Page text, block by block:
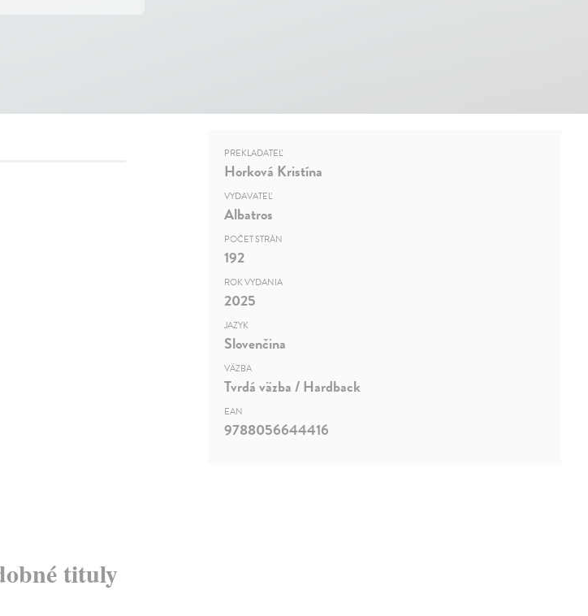
PREKLADATEĽ
Horková Kristína
VYDAVATEĽ
Albatros
POČET STRÁN
192
ROK VYDANIA
2025
JAZYK
Slovenčina
VÄZBA
Tvrdá väzba / Hardback
EAN
9788056644416
tituly